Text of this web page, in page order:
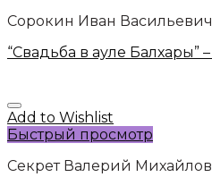
Сорокин Иван Васильевич
“Свадьба в ауле Балхары”
Add to Wishlist
Быстрый просмотр
Секрет Валерий